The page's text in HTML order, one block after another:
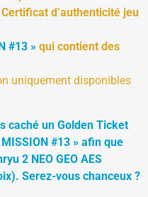
d’authenticité jeu
#13 » qui contient des
uniquement disponibles
caché un Golden Ticket
#13 » afin que
2 NEO GEO AES
Serez-vous chanceux ?